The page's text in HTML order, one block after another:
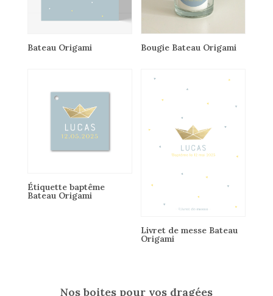
Bateau Origami Bougie Bateau Origami
Étiquette baptême
Bateau Origami
Livret de messe Bateau
Origami
Nos boites pour vos dragées